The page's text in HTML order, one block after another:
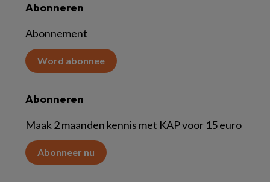
Abonneren
Abonnement
Word abonnee
Abonneren
Maak 2 maanden kennis met KAP voor 15 euro
Abonneer nu